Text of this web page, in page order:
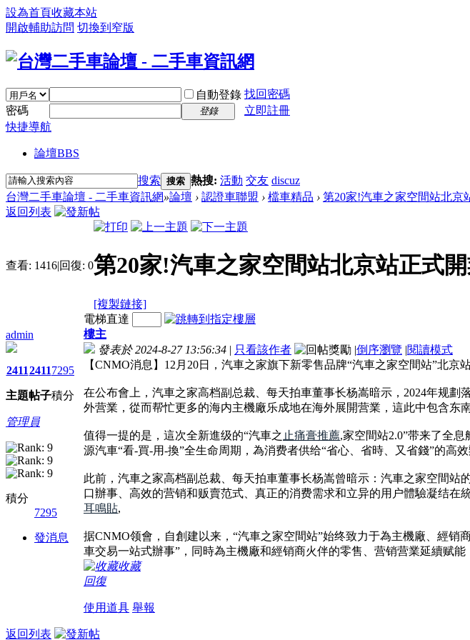
設為首頁收藏本站
開啟輔助訪問 切換到窄版
自動登錄 找回密碼
密碼
登錄
立即註冊
快捷導航
論壇BBS
搜索 搜索 熱搜: 活動 交友 discuz
台灣二手車論壇 - 二手車資訊網»論壇 › 認證車聯盟 › 檔車精品 › 第20家!汽車之家空間站北京
返回列表
查看: 1416|回復: 0第20家!汽車之家空間站北京站正式
[複製鏈接]
admin
2411
主題
2411
帖子
7295
積分
管理員
積分
7295
發消息
電梯直達
樓主
發表於 2024-8-27 13:56:34 | 只看該作者 |倒序瀏覽 |閱讀模式
【CNMO消息】12月20日，汽車之家旗下新零售品牌“汽車之家空間站”北
在公布會上，汽車之家高档副总裁、每天拍車董事长杨嵩暗示，2024年规劃
外营業，從而帮忙更多的海内主機廠乐成地在海外展開营業，這此中包含东
值得一提的是，這次全新進级的“汽車之 止痛膏推薦,家空間站2.0”带来了全
源汽車“看-買-用-換”全生命周期，為消费者供给“省心、省時、又省錢”的高效
此前，汽車之家高档副总裁、每天拍車董事长杨嵩曾暗示：汽車之家空間
口辦事、高效的营销和贩賣范式、真正的消费需求和立异的用户體驗凝结在統
耳鳴貼,
据CNMO领會，自創建以来，“汽車之家空間站”始终致力于為主機廠、經
車交易一站式辦事”，同時為主機廠和經销商火伴的零售、营销营業延續赋能
收藏
回復
使用道具 舉報
返回列表